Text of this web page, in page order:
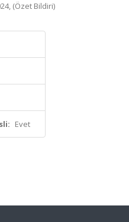
(Özet Bildiri)
Evet